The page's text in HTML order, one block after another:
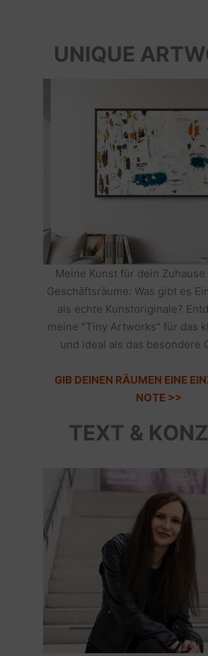
UNIQUE
Meine Kunst für dein
Geschäftsräume: Was gibt es
als echte Kunstoriginale?
meine "Tiny Artworks" für das
und ideal als das besondere
GIB DEINEN RÄUMEN EINE
NOTE >>
TEXT &